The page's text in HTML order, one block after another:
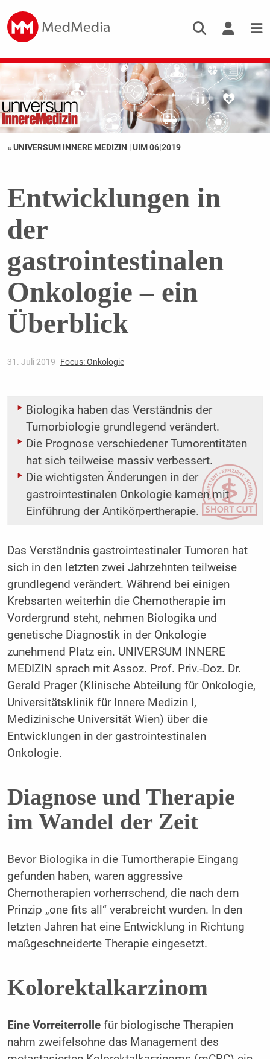
« UNIVERSUM INNERE MEDIZIN |UIM 06|2019
Entwicklungen in
der
gastrointestinalen
Onkologie – ein
Überblick
31. Juli 2019 Focus: Onkologie
Biologika haben das Verständnis der
Tumorbiologie grundlegend verändert.
Die Prognose verschiedener Tumorentitäten
hat sich teilweise massiv verbessert.
Die wichtigsten Änderungen in der
gastrointestinalen Onkologie kamen mit
Einführung der Antikörpertherapie.
Das Verständnis gastrointestinaler Tumoren hat
sich in den letzten zwei Jahrzehnten teilweise
grundlegend verändert. Während bei einigen
Krebsarten weiterhin die Chemotherapie im
Vordergrund steht, nehmen Biologika und
genetische Diagnostik in der Onkologie
zunehmend Platz ein. UNIVERSUM INNERE
MEDIZIN sprach mit Assoz. Prof. Priv.-Doz. Dr.
Gerald Prager (Klinische Abteilung für Onkologie,
Universitätsklinik für Innere Medizin I,
Medizinische Universität Wien) über die
Entwicklungen in der gastrointestinalen
Onkologie.
Diagnose und Therapie
im Wandel der Zeit
Bevor Biologika in die Tumortherapie Eingang
gefunden haben, waren aggressive
Chemotherapien vorherrschend, die nach dem
Prinzip „one fits all“ verabreicht wurden. In den
letzten Jahren hat eine Entwicklung in Richtung
maßgeschneiderte Therapie eingesetzt.
Kolorektalkarzinom
Eine Vorreiterrollefür biologische Therapien
nahm zweifelsohne das Management des